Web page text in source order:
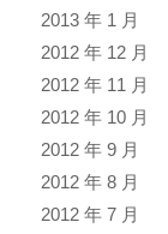
2013 年 1 月
2012 年 12 月
2012 年 11 月
2012 年 10 月
2012 年 9 月
2012 年 8 月
2012 年 7 月